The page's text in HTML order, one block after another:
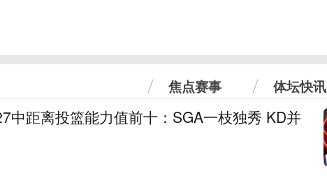
焦点赛事 体坛快讯
中距离投篮能力值前十：SGA一枝独秀 KD并